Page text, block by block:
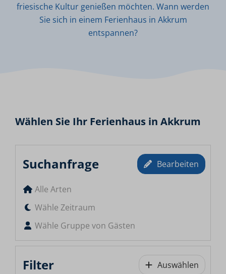
friesische Kultur genießen möchten. Wann werden
Sie sich in einem Ferienhaus in Akkrum
entspannen?
Wählen Sie Ihr Ferienhaus in Akkrum
Suchanfrage Bearbeiten
Alle Arten
Wähle Zeitraum
Wähle Gruppe von Gästen
Filter Auswählen